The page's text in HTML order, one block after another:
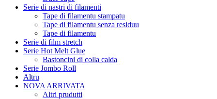
Serie di nastri di filamenti
Tape di filamentu stampatu
Tape di filamentu senza residuu
Tape di filamentu
Serie di film stretch
Serie Hot Melt Glue
Bastoncini di colla calda
Serie Jombo Roll
Altru
NOVA ARRIVATA
Altri prudutti